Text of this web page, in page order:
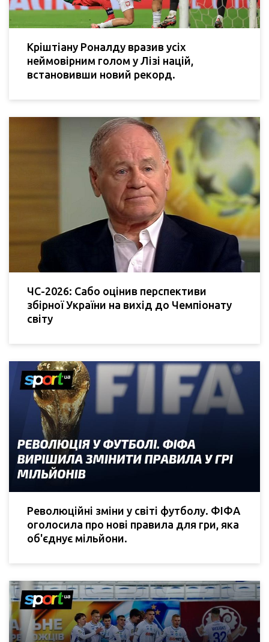
Кріштіану Роналду вразив усіх
неймовірним голом у Лізі націй,
встановивши новий рекорд.
ЧС-2026: Сабо оцінив перспективи
збірної України на вихід до Чемпіонату
світу
Революційні зміни у світі футболу. ФІФА
оголосила про нові правила для гри, яка
об'єднує мільйони.